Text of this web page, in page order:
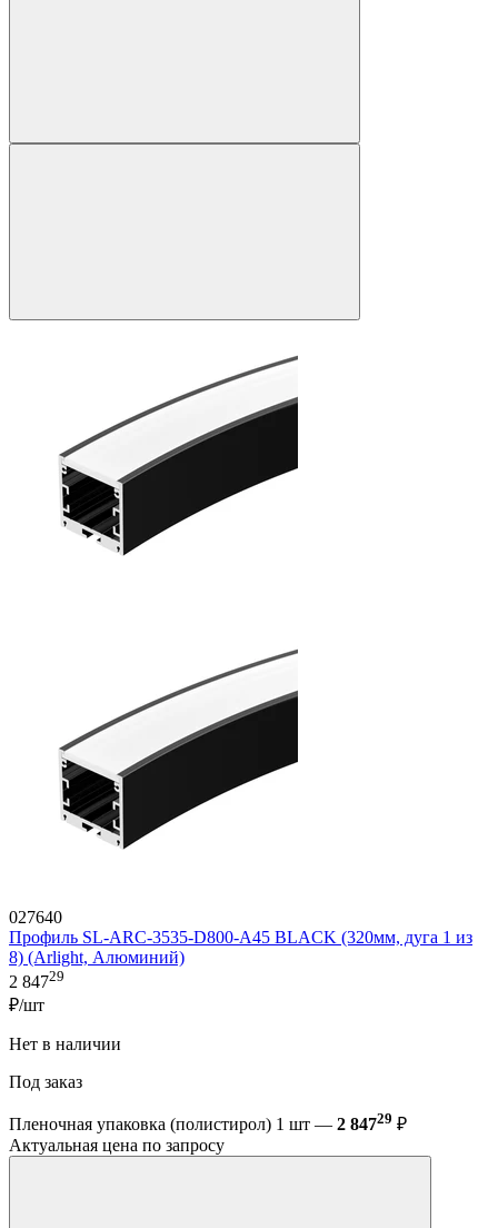
027640
Профиль SL-ARC-3535-D800-A45 BLACK (320мм, дуга 1 из
8) (Arlight, Алюминий)
2 84729
₽/шт
Нет в наличии
Под заказ
Пленочная упаковка (полистирол) 1 шт — 2 84729 ₽
Актуальная цена по запросу